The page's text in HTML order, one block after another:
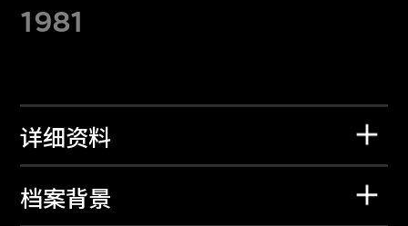
1981
详细资料
档案背景